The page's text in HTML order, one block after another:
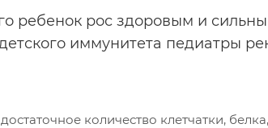
ребенок рос здоровым и
иммунитета педиатры
количество клетчатки,